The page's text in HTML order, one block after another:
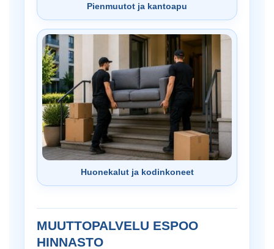
Pienmuutot ja kantoapu
Huonekalut ja kodinkoneet
MUUTTOPALVELU ESPOO
HINNASTO